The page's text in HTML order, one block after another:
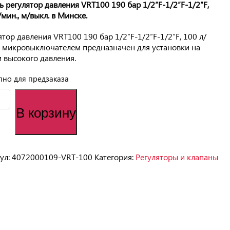
регулятор давления VRT100 190 бар 1/2″F-1/2″F-1/2″F,
м/выкл. в Минске.
давления VRT100 190 бар 1/2″F-1/2″F-1/2″F, 100 л/
микровыключателем предназначен для установки на
высокого давления.
для предзаказа
В корзину
4072000109-VRT-100 Категория: Регуляторы и клапаны